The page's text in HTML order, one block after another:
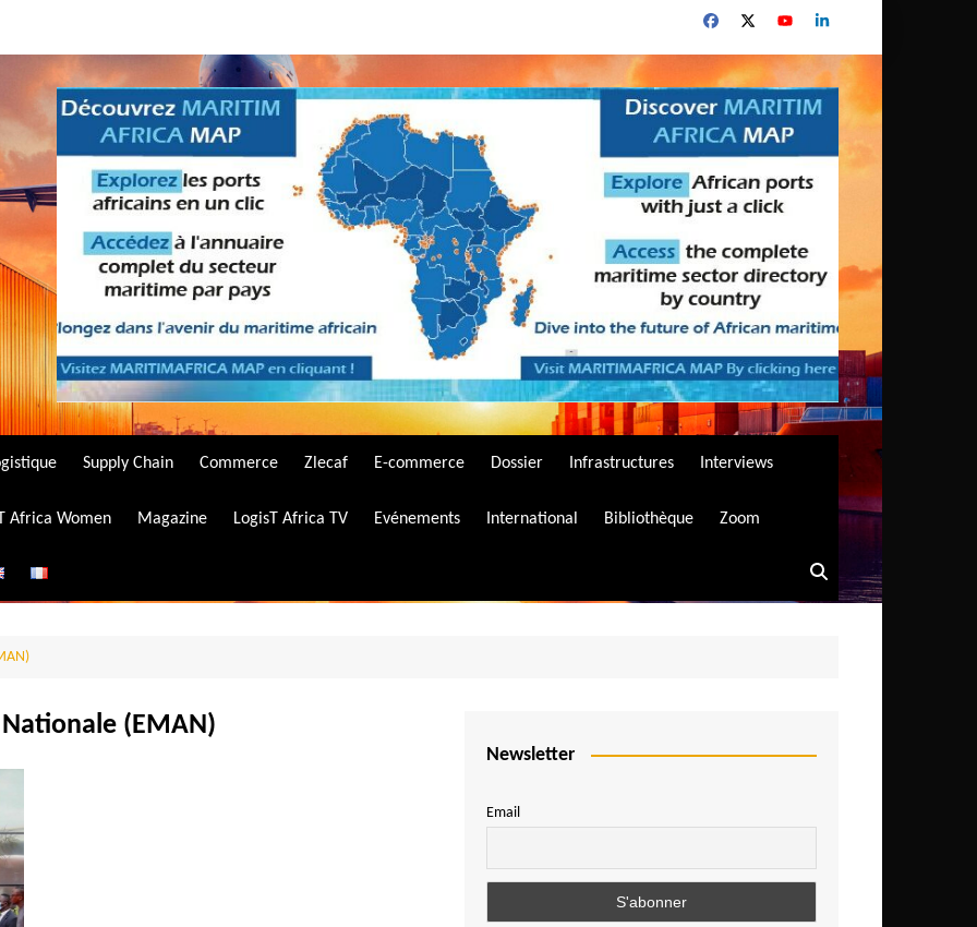
Supply Chain Commerce Zlecaf E-commerce Dossier Infrastructures Interviews
Africa Women Magazine LogisT Africa TV Evénements International Bibliothèque Zoom
(EMAN)
Newsletter
Email